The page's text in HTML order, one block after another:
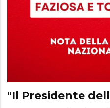
"Il Presidente